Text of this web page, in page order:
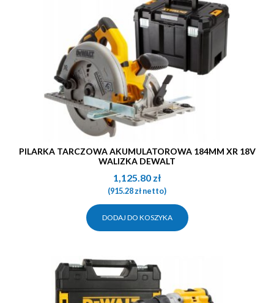
PILARKA TARCZOWA AKUMULATOROWA 184MM XR 18V
WALIZKA DEWALT
1,125.80 zł
(915.28złnetto)
DODAJ DO KOSZYKA